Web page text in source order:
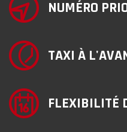
NUMÉRO
TAXI À
FLEXIBILITÉ